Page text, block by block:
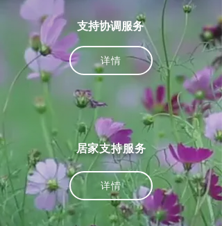
支持协调服务
详情
居家支持服务
详情